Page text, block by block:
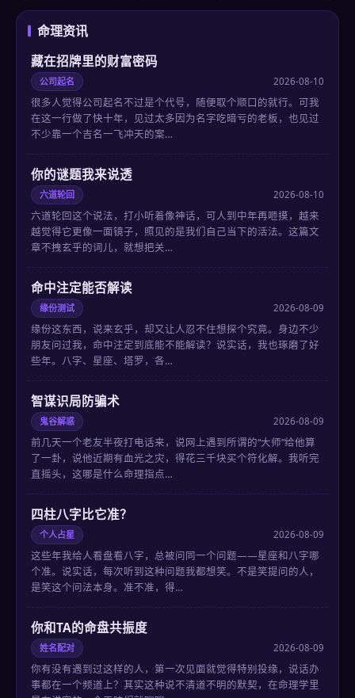
命理资讯
藏在招牌里的财富密码
公司起名 2026-08-10
很多人觉得公司起名不过是个代号，随便取个顺口的就行。可我
在这一行做了快十年，见过太多因为名字吃暗亏的老板，也见过
不少靠一个吉名一飞冲天的案…
你的谜题我来说透
六道轮回 2026-08-10
六道轮回这个说法，打小听着像神话，可人到中年再咂摸，越来
越觉得它更像一面镜子，照见的是我们自己当下的活法。这篇文
章不拽玄乎的词儿，就想把关…
命中注定能否解读
缘份测试 2026-08-09
缘份这东西，说来玄乎，却又让人忍不住想探个究竟。身边不少
朋友问过我，命中注定到底能不能解读？说实话，我也琢磨了好
些年。八字、星座、塔罗，各…
智谋识局防骗术
鬼谷解惑 2026-08-09
前几天一个老友半夜打电话来，说网上遇到所谓的“大师”给他算
了一卦，说他近期有血光之灾，得花三千块买个符化解。我听完
直摇头，这哪是什么命理指点…
四柱八字比它准？
个人占星 2026-08-09
这些年我给人看盘看八字，总被问同一个问题——星座和八字哪
个准。说实话，每次听到这种问题我都想笑。不是笑提问的人，
是笑这个问法本身。准不准，得…
你和TA的命盘共振度
姓名配对 2026-08-09
你有没有遇到过这样的人，第一次见面就觉得特别投缘，说话办
事都在一个频道上？其实这种说不清道不明的默契，在命理学里